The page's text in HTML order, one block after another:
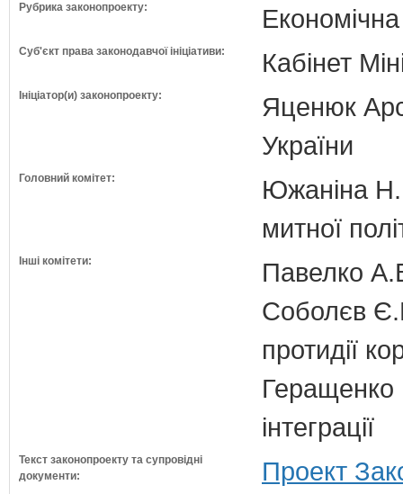
Рубрика законопроекту:
Суб'єкт права законодавчої ініціативи: Кабінет
Ініціатор(и) законопроекту:
Яценюк
України
Головний комітет:
Южаніна
митної
Інші комітети:
Павелко
Соболєв
протидії
Геращенко
інтеграції
Текст законопроекту та супровідні
документи:
Проект